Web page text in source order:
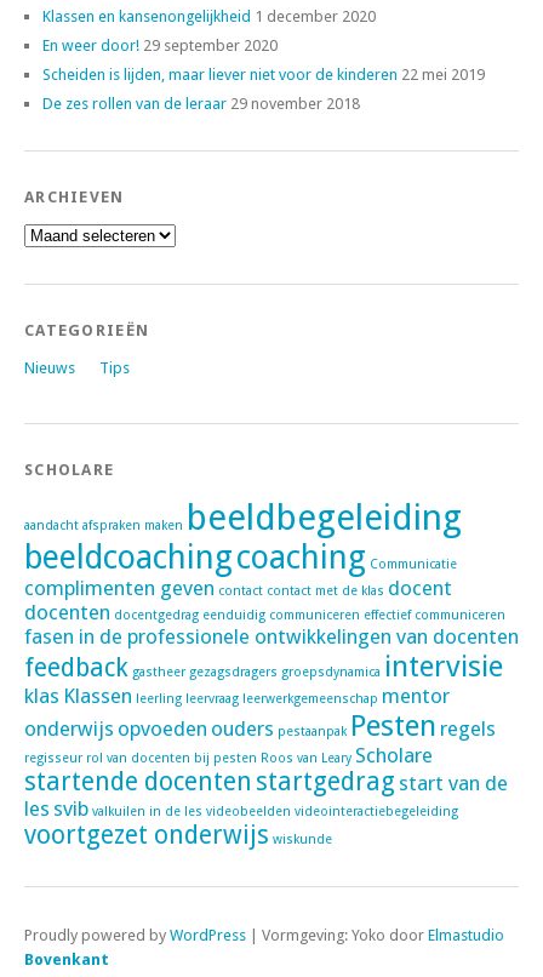
Klassen en kansenongelijkheid 1 december 2020
En weer door! 29 september 2020
Scheiden is lijden, maar liever niet voor de kinderen 22 mei 2019
De zes rollen van de leraar 29 november 2018
ARCHIEVEN
Archieven
CATEGORIEËN
Nieuws Tips
SCHOLARE
aandacht afspraken maken beeldbegeleiding
beeldcoachingcoaching Communicatie
complimenten geven contact contact met de klas docent
docenten docentgedrag eenduidig communiceren effectief communiceren
fasen in de professionele ontwikkelingen van docenten
feedback gastheer gezagsdragers groepsdynamica intervisie
klas Klassen leerling leervraag leerwerkgemeenschap mentor
onderwijs opvoeden ouders pestaanpak Pesten regels
regisseur rol van docenten bij pesten Roos van Leary Scholare
startende docenten startgedrag start van de
les svib valkuilen in de les videobeelden videointeractiebegeleiding
voortgezet onderwijs wiskunde
Proudly powered by WordPress Vormgeving: Yoko door Elmastudio
Bovenkant